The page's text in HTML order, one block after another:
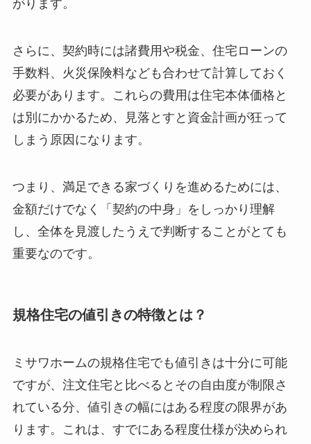
がります。
さらに、契約時には諸費用や税金、住宅ローンの
手数料、火災保険料なども合わせて計算しておく
必要があります。これらの費用は住宅本体価格と
は別にかかるため、見落とすと資金計画が狂って
しまう原因になります。
つまり、満足できる家づくりを進めるためには、
金額だけでなく「契約の中身」をしっかり理解
し、全体を見渡したうえで判断することがとても
重要なのです。
規格住宅の値引きの特徴とは？
ミサワホームの規格住宅でも値引きは十分に可能
ですが、注文住宅と比べるとその自由度が制限さ
れている分、値引きの幅にはある程度の限界があ
ります。これは、すでにある程度仕様が決められ